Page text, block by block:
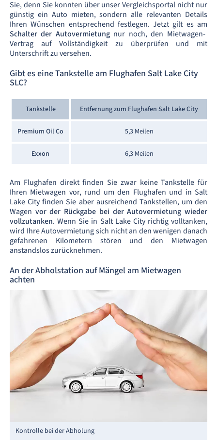
Sie, denn Sie konnten über unser Vergleichsportal nicht nur
günstig ein Auto mieten, sondern alle relevanten Details
Ihren Wünschen entsprechend festlegen. Jetzt gilt es am
Schalter der Autovermietungnur noch, den Mietwagen-
Vertrag auf Vollständigkeit zu überprüfen und mit
Unterschrift zu versehen.
Gibt es eine Tankstelle am Flughafen Salt Lake City
SLC?
Tankstelle Entfernung zum Flughafen Salt Lake City
Premium Oil Co 5,3 Meilen
Exxon 6,3 Meilen
Am Flughafen direkt finden Sie zwar keine Tankstelle für
Ihren Mietwagen vor, rund um den Flughafen und in Salt
Lake City finden Sie aber ausreichend Tankstellen, um den
Wagen vor der Rückgabe bei der Autovermietung wieder
vollzutanken. Wenn Sie in Salt Lake City richtig volltanken,
wird Ihre Autovermietung sich nicht an den wenigen danach
gefahrenen Kilometern stören und den Mietwagen
anstandslos zurücknehmen.
An der Abholstation auf Mängel am Mietwagen
achten
Kontrolle bei der Abholung